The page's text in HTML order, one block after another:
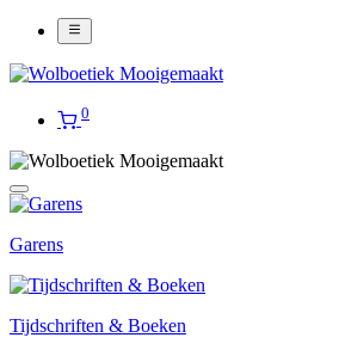
0
Garens
Tijdschriften & Boeken